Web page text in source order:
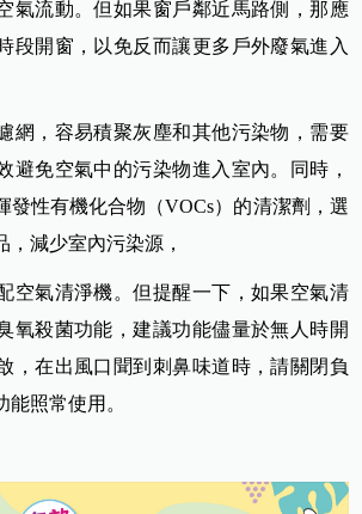
氣流動。但如果窗戶鄰近馬路側，那應
段開窗，以免反而讓更多戶外廢氣進入
網，容易積聚灰塵和其他污染物，需要
避免空氣中的污染物進入室內。同時，
發性有機化合物（VOCs）的清潔劑，選
，減少室內污染源，
空氣清淨機。但提醒一下，如果空氣清
氧殺菌功能，建議功能儘量於無人時開
，在出風口聞到刺鼻味道時，請關閉負
照常使用。